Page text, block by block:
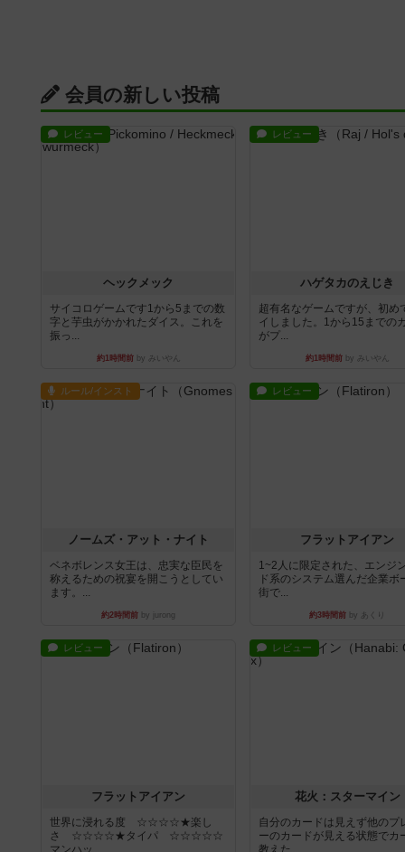
会員の新しい投稿
レビュー
ヘックメック
サイコロゲームです1から5までの数
字と芋虫がかかれたダイス。これを
振っ...
約1時間前by みいやん
レビュー
ハゲタカのえじき
超有名なゲームですが、初め
イしました。1から15までの
がプ...
約1時間前by みいやん
ルール/インスト
ノームズ・アット・ナイト
ベネボレンス女王は、忠実な臣民を
称えるための祝宴を開こうとしてい
ます。...
約2時間前 by jurong
レビュー
フラットアイアン
1~2人に限定された、エンジ
ド系のシステム選んだ企業ボ
街で...
約3時間前 by あくり
レビュー
フラットアイアン
世界に浸れる度 ☆☆☆☆★楽し
さ ☆☆☆☆★タイパ ☆☆☆☆☆
マンハッ...
レビュー
花火：スターマイン
自分のカードは見えず他のプ
ーのカードが見える状態でカ
教えた...